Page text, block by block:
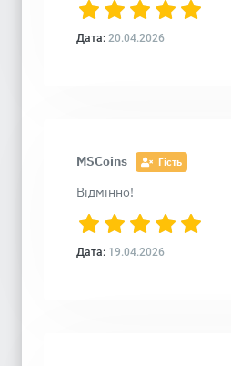
Дата: 20.04.2026
MSCoins Гість
Відмінно!
Дата: 19.04.2026